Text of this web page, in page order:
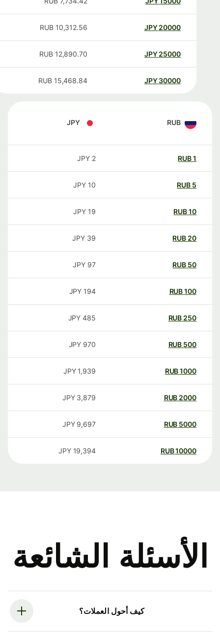
20000
JPY
10,312.56
RUB
25000
JPY
12,890.70
RUB
30000
JPY
15,468.84
RUB
RUB
JPY
RUB
JPY
RUB
JPY
RUB
JPY
20
RUB
39
JPY
50
RUB
97
JPY
100
RUB
194
JPY
250
RUB
485
JPY
500
RUB
970
JPY
1000
RUB
1,939
JPY
2000
RUB
3,879
JPY
5000
RUB
9,697
JPY
10000
RUB
19,394
JPY
الأسئلة الشائعة
كيف أحول العملات؟